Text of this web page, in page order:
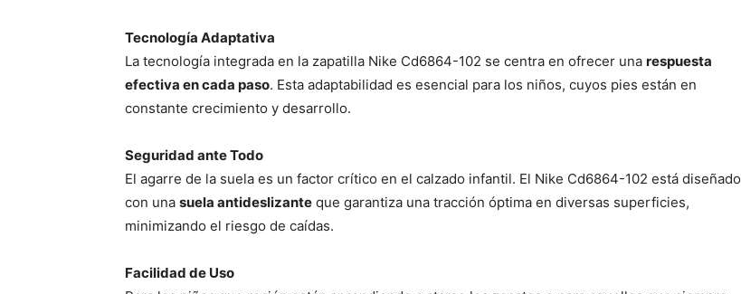
Tecnología Adaptativa
La tecnología integrada en la zapatilla Nike Cd6864-102 se centra en ofrecer una respuesta
efectiva en cada paso. Esta adaptabilidad es esencial para los niños, cuyos pies están en
constante crecimiento y desarrollo.
Seguridad ante Todo
El agarre de la suela es un factor crítico en el calzado infantil. El Nike Cd6864-102 está diseñado
con una suela antideslizante que garantiza una tracción óptima en diversas superficies,
minimizando el riesgo de caídas.
Facilidad de Uso